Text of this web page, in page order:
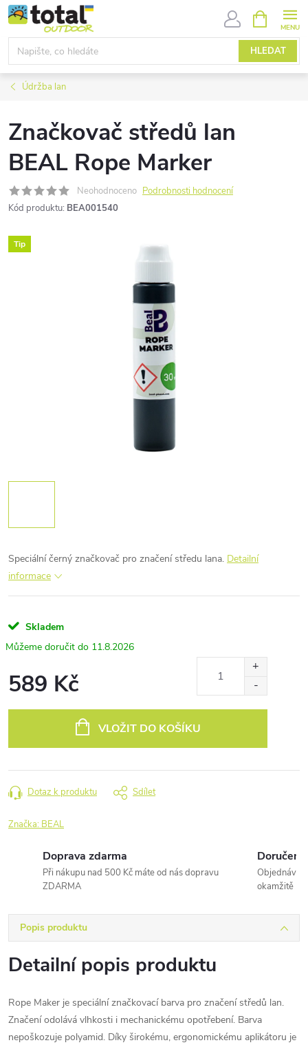
Přejít
na
obsah
HLEDAT
NÁKUPNÍ
KOŠÍK
Údržba lan
Značkovač středů lan
BEAL Rope Marker
Neohodnoceno Podrobnosti hodnocení
Kód produktu: BEA001540
Tip
Speciální černý značkovač pro značení středu lana. Detailní
informace
Skladem
11.8.2026
589 Kč
VLOŽIT DO KOŠÍKU
Dotaz k produktu Sdílet
Značka: BEAL
Doprava zdarma
Při nákupu nad 500 Kč máte od nás dopravu
ZDARMA
Doručení
okamžitě
Popis produktu
Detailní popis produktu
Rope Maker je speciální značkovací barva pro značení středů lan.
Značení odolává vlhkosti i mechanickému opotřebení. Barva
nepoškozuje polyamid. Díky širokému, ergonomickému aplikátoru je